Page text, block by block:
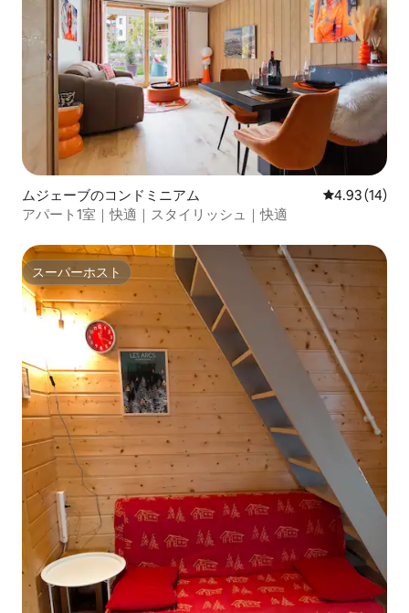
ムジェーブのコンドミニアム レビュー14
4.93 (14)
アパート1室｜快適｜スタイリッシュ｜快適
スーパーホスト
スーパーホスト